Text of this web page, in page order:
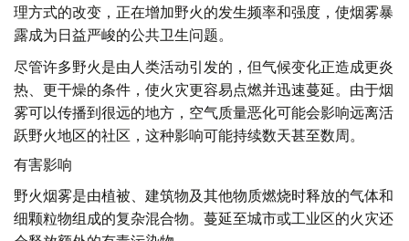
理方式的改变，正在增加野火的发生频率和强度，使烟雾暴
露成为日益严峻的公共卫生问题。
尽管许多野火是由人类活动引发的，但气候变化正造成更炎
热、更干燥的条件，使火灾更容易点燃并迅速蔓延。由于烟
雾可以传播到很远的地方，空气质量恶化可能会影响远离活
跃野火地区的社区，这种影响可能持续数天甚至数周。
有害影响
野火烟雾是由植被、建筑物及其他物质燃烧时释放的气体和
细颗粒物组成的复杂混合物。蔓延至城市或工业区的火灾还